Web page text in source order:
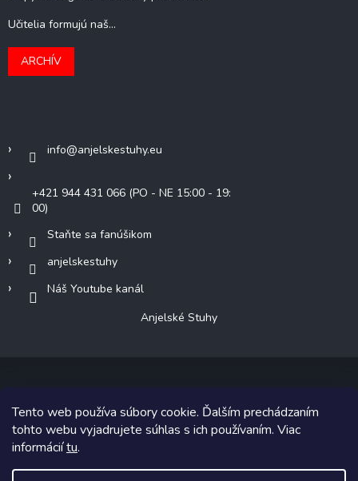
Tento web používa súbory cookie. Ďalším prechádzaním
tohto webu vyjadrujete súhlas s ich používaním. Viac
informáciítu.
Učitelia formujú naš...
ARCHÍV
info@anjelskestuhy.eu
+421 944 431 066 (PO - NE 15:00 - 19:
00)
Staňte sa fanúšikom
anjelskestuhy
Náš Youtube kanál
Anjelské Stuhy
Copyright 2026Anjelské Stuhy. Všetky práva vyhradené.
Grafický návrh vytvoril a na Shoptet implementoval
Shoptetak.cz.